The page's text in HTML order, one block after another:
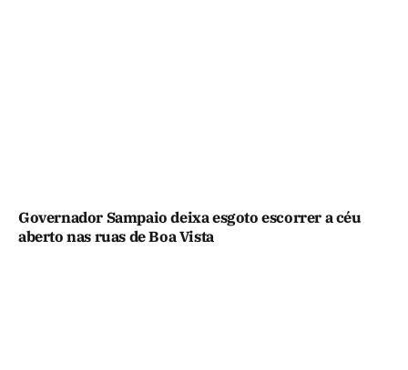
Governador Sampaio deixa esgoto escorrer a céu
aberto nas ruas de Boa Vista